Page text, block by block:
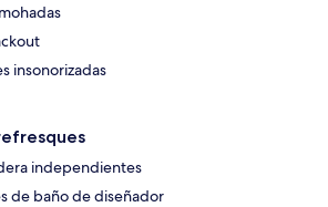
insonorizadas
independientes
de baño de diseñador